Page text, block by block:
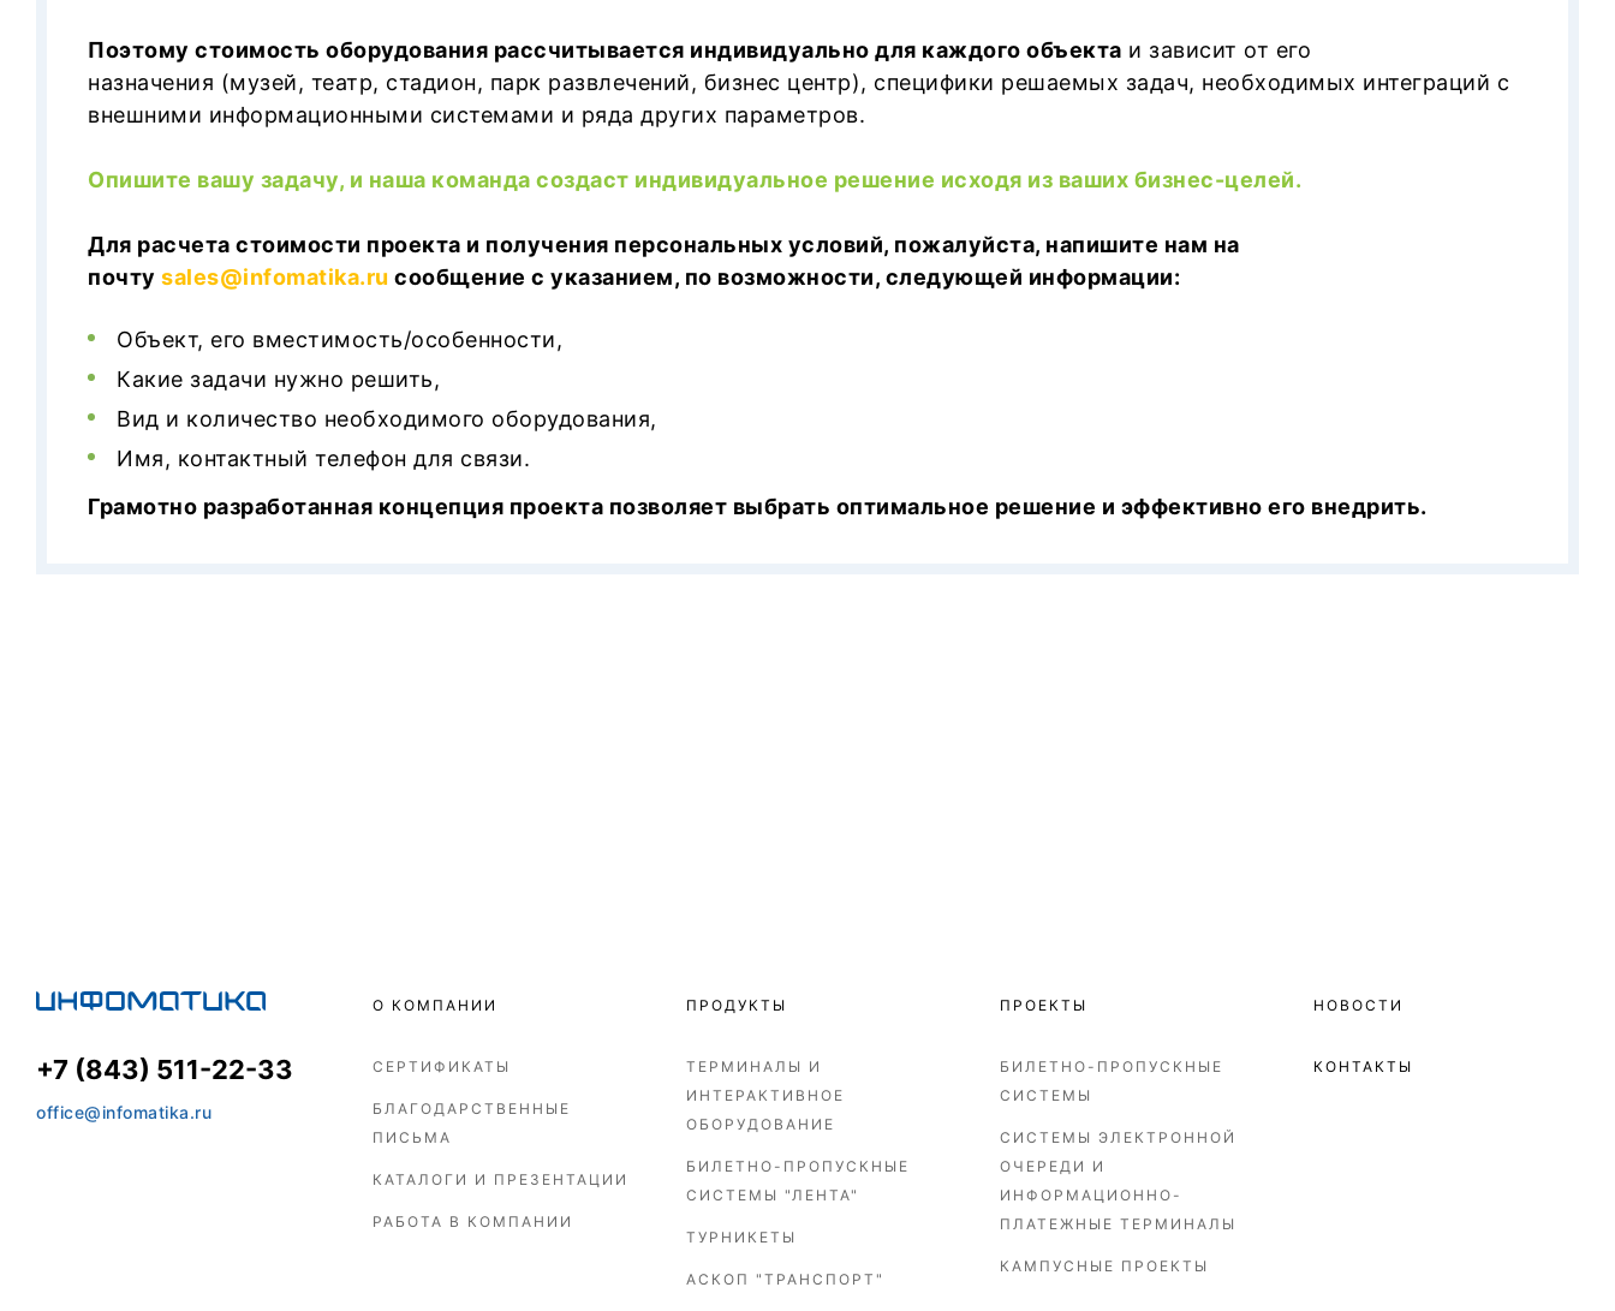
Поэтому стоимость оборудования рассчитывается индивидуально для каждого объекта и зависит от его
назначения (музей, театр, стадион, парк развлечений, бизнес центр), специфики решаемых задач, необходимых интеграций с
внешними информационными системами и ряда других параметров.
Опишите вашу задачу, и наша команда создаст индивидуальное решение исходя из ваших бизнес-целей.
Для расчета стоимости проекта и получения персональных условий, пожалуйста, напишите нам на
почту sales@infomatika.ru сообщение с указанием, по возможности, следующей информации:
Объект, его вместимость/особенности,
Какие задачи нужно решить,
Вид и количество необходимого оборудования,
Имя, контактный телефон для связи.
Грамотно разработанная концепция проекта позволяет выбрать оптимальное решение и эффективно его внедрить.
+7 (843) 511-22-33
office@infomatika.ru
О КОМПАНИИ
СЕРТИФИКАТЫ
БЛАГОДАРСТВЕННЫЕ
ПИСЬМА
КАТАЛОГИ И ПРЕЗЕНТАЦИИ
РАБОТА В КОМПАНИИ
ПРОДУКТЫ
ТЕРМИНАЛЫ И
ИНТЕРАКТИВНОЕ
ОБОРУДОВАНИЕ
БИЛЕТНО-ПРОПУСКНЫЕ
СИСТЕМЫ "ЛЕНТА"
ТУРНИКЕТЫ
АСКОП "ТРАНСПОРТ"
ПРОЕКТЫ
БИЛЕТНО-ПРОПУСКНЫЕ
СИСТЕМЫ
СИСТЕМЫ ЭЛЕКТРОННОЙ
ОЧЕРЕДИ И
ИНФОРМАЦИОННО-
ПЛАТЕЖНЫЕ ТЕРМИНАЛЫ
КАМПУСНЫЕ ПРОЕКТЫ
НОВОСТИ
КОНТАКТЫ